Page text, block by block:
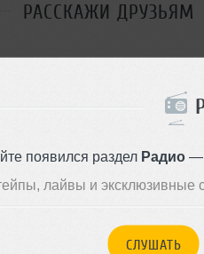
появился раздел Радио—
лайвы и эксклюзивные
СЛУШАТЬ
РАССКАЖИ ДРУЗЬЯМ
Recut)
Mix)